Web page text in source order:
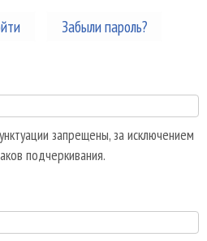
Забыли пароль?
запрещены, за исключением
подчеркивания.